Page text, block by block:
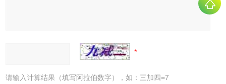
请输入计算结果（填写阿拉伯数字），如：三加四=7